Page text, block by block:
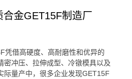
金GET15F制造厂
凭借高硬度、高耐磨性和优异的
密冲压、拉伸成型、冷镦模具以及
际量产中，很多企业发现GET15F